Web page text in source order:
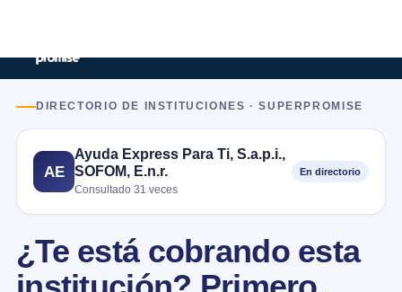
DIRECTORIO DE INSTITUCIONES · SUPERPROMISE
AE
Ayuda Express Para Ti, S.a.p.i.,
SOFOM, E.n.r.
Consultado 31 veces
En directorio
¿Te está cobrando esta